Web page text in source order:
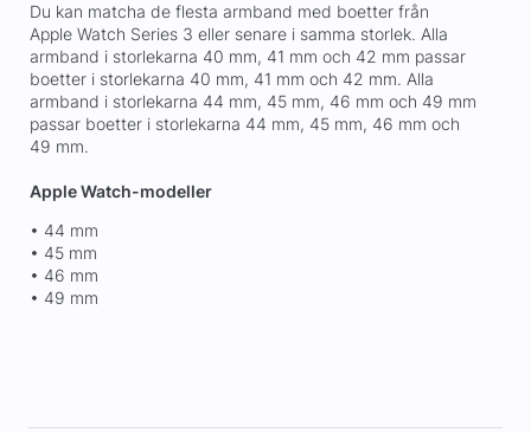
Du kan matcha de flesta armband med boetter från
Apple Watch Series 3 eller senare i samma storlek. Alla
armband i storlekarna 40 mm, 41 mm och 42 mm passar
boetter i storlekarna 40 mm, 41 mm och 42 mm. Alla
armband i storlekarna 44 mm, 45 mm, 46 mm och 49 mm
passar boetter i storlekarna 44 mm, 45 mm, 46 mm och
49 mm.
Apple Watch-modeller
• 44 mm
• 45 mm
• 46 mm
• 49 mm